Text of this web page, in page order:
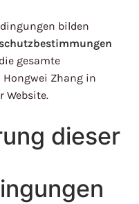
bilden
die gesamte
Zhang in
Website.
dieser